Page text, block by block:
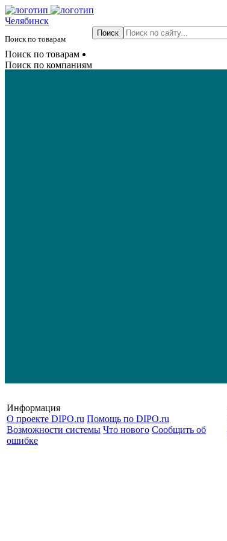
Челябинск
Поиск по товарам
Поиск по товарам
Поиск по компаниям
Информация
О проекте DIPO.ru Помощь по DIPO.ru
Возможности системы Что нового Сообщить об
ошибке